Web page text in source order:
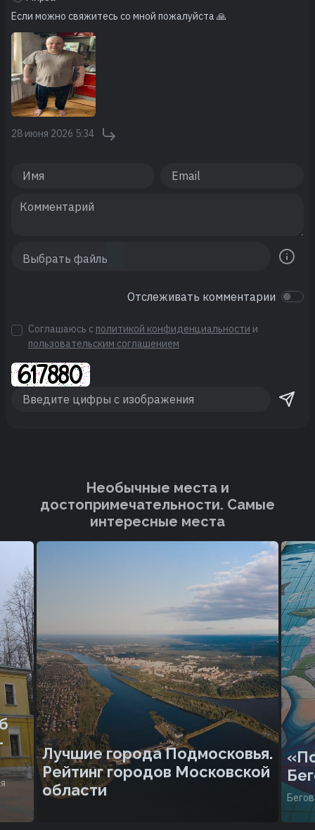
Если можно свяжитесь со мной пожалуйста 🙏
28 июня 2026 5:34
Отслеживать комментарии
Соглашаюсь с политикой конфиденциальности и
пользовательским соглашением
Необычные места и
достопримечательности. Cамые
интересные места
Лучшие города Подмосковья.
Рейтинг городов Московской
области